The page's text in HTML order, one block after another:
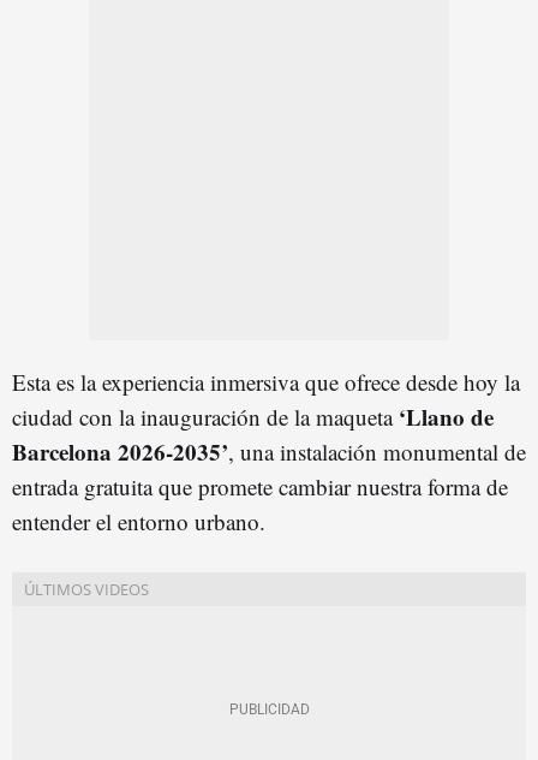
Esta es la experiencia inmersiva que ofrece desde hoy la
ciudad con la inauguración de la maqueta ‘Llano de
Barcelona 2026-2035’, una instalación monumental de
entrada gratuita que promete cambiar nuestra forma de
entender el entorno urbano.